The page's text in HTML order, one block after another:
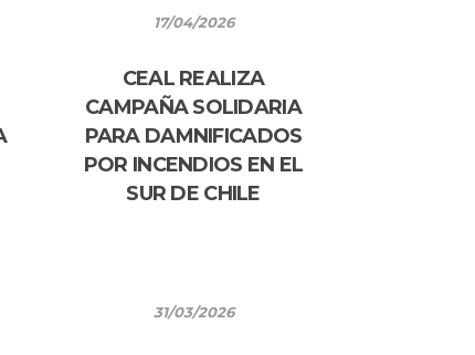
17/04/2026
CEAL REALIZA
CAMPAÑA SOLIDARIA
PARA DAMNIFICADOS
POR INCENDIOS EN EL
SUR DE CHILE
31/03/2026